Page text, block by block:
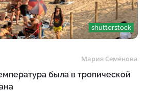
shutterstock
Мария Семёнова
была в тропической